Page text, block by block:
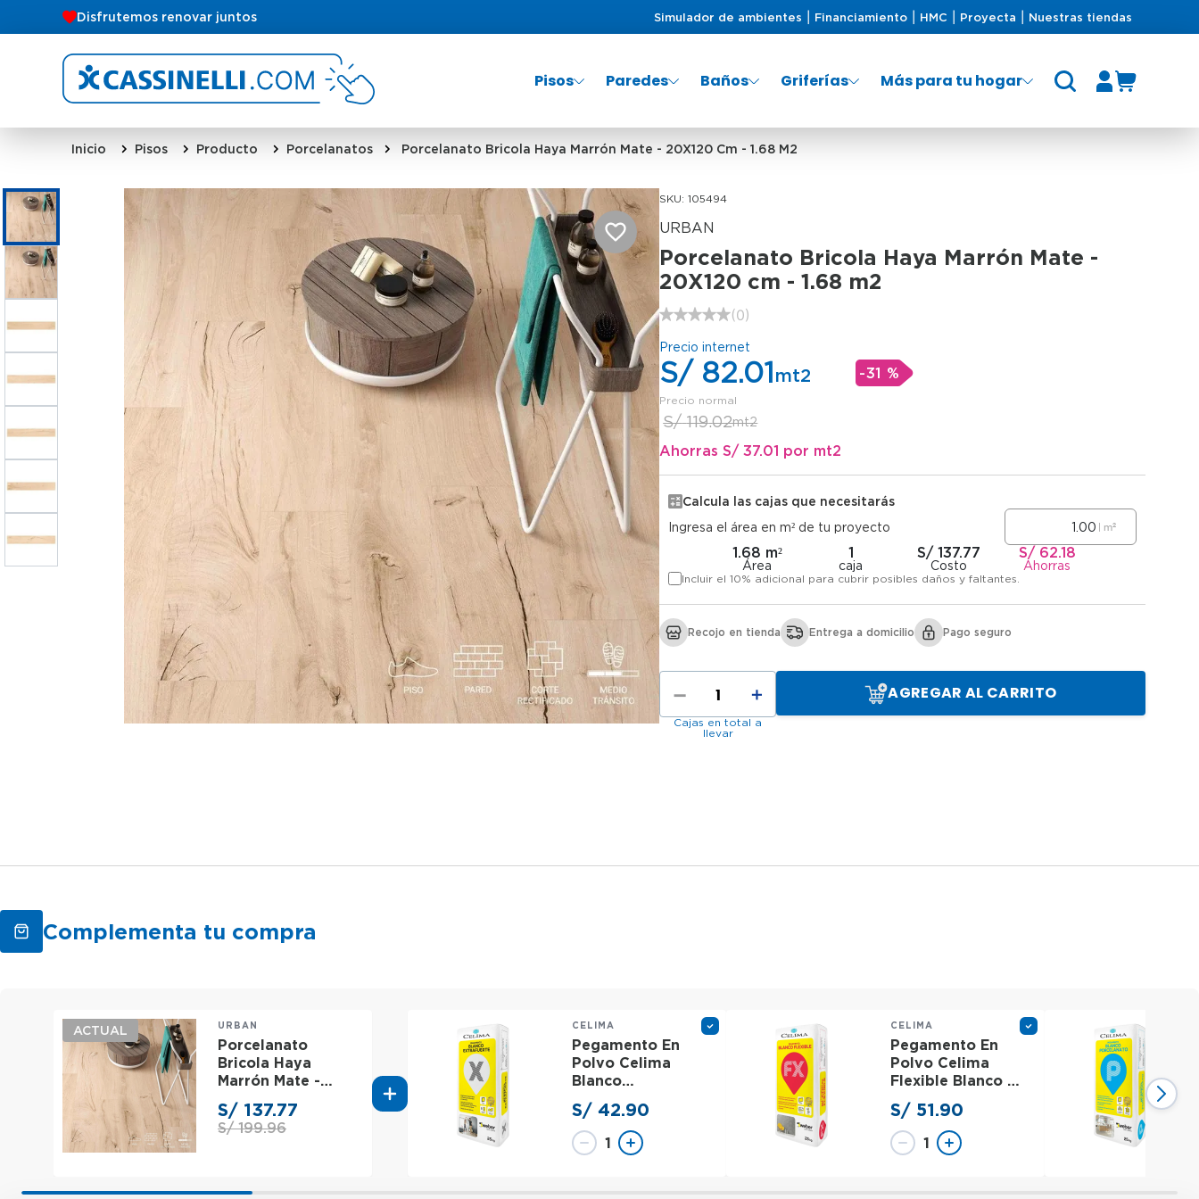
Disfrutemos renovar juntos Simulador de ambientes Financiamiento HMC Proyecta Nuestras tiendas
Pisos Paredes Baños Griferías Más para tu hogar
° porcelanato
2° lavadero
3 inodoro
mayolica
5° porcelanato mate
Pisos Producto Porcelanatos Porcelanato Bricola Haya Marrón Mate - 20X120 Cm - 1.68 M2
SKU:105494
URBAN
Porcelanato Bricola Haya Marrón Mate -
20X120 cm - 1.68 m2
(0)
S/ 119.02
S/ 82.01
Ahorras S/37.01 por mt2
-31 %
Calcula las cajas que necesitarás
Ingresa el área en m² de tu proyecto
| m²
1.68 m²
Área
1
caja
S/ 137.77
Costo
S/ 62.18
Ahorras
Incluir el 10% adicional para cubrir posibles daños y faltantes.
Recojo en tienda Entrega a domicilio Pago seguro
＋
－
Cajas en total a
llevar
AGREGAR AL CARRITO
Complementa tu compra
ACTUAL URBAN
Porcelanato
Bricola Haya
Marrón Mate -
20X120 cm - 1.68
m2
S/ 137.77
S/ 199.96
CELIMA
Pegamento En
Polvo Celima
Blanco
Extrafuerte - 25
KG
S/ 42.90
1
CELIMA
Pegamento En
Polvo Celima
Flexible Blanco -
25 KG
S/ 51.90
1